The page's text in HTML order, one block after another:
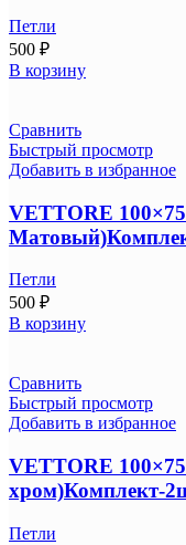
Петли
500 ₽
В корзину
Сравнить
Быстрый просмотр
Добавить в избранное
VETTORE
Петли
500 ₽
В корзину
Сравнить
Быстрый просмотр
Добавить в избранное
VETTORE
хром)Комплект-
Петли